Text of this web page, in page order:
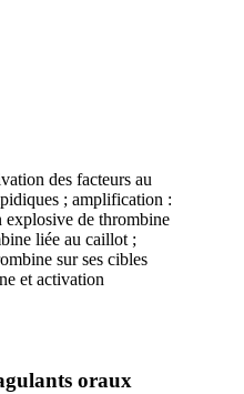
des facteurs au
; amplification :
de thrombine
liée au caillot ;
sur ses cibles
et activation
oraux